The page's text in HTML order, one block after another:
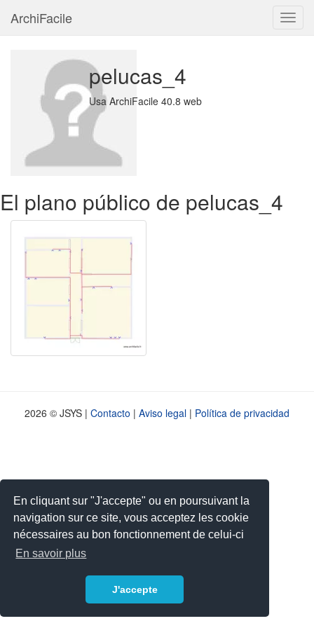
En cliquant sur "J'accepte" ou en poursuivant la
navigation sur ce site, vous acceptez les cookie
nécessaires au bon fonctionnement de celui-ci
En savoir plus
J'accepte
ArchiFacile
pelucas_4
Usa ArchiFacile 40.8 web
El plano público de pelucas_4
2026 © JSYS | Contacto | Aviso legal | Política de privacidad